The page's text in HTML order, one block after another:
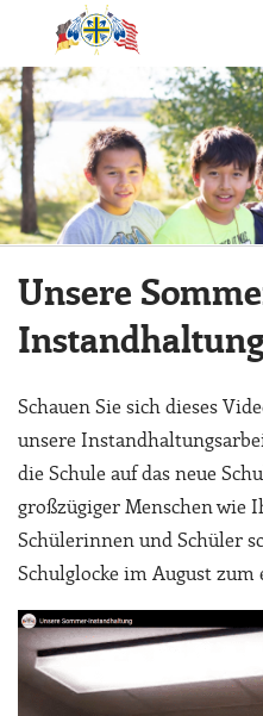
Unsere
Instandhaltung
Schauen Sie sich dieses
unsere
die Schule auf das neue
großzügiger Menschen wie
Schülerinnen und Schüler
Schulglocke im August